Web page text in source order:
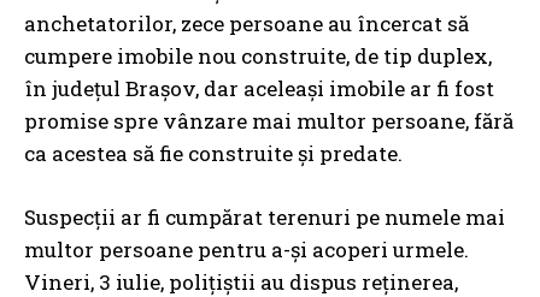
anchetatorilor, zece persoane au încercat să
cumpere imobile nou construite, de tip duplex,
în județul Brașov, dar aceleași imobile ar fi fost
promise spre vânzare mai multor persoane, fără
ca acestea să fie construite și predate.
Suspecții ar fi cumpărat terenuri pe numele mai
multor persoane pentru a-și acoperi urmele.
Vineri, 3 iulie, polițiștii au dispus reținerea,